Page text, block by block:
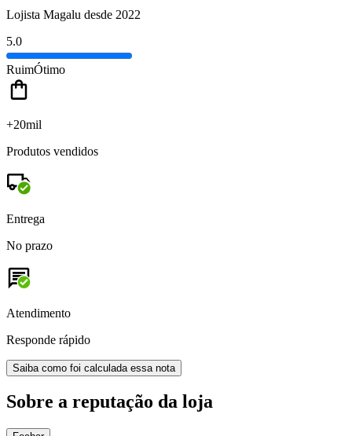
Lojista Magalu desde 2022
5.0
RuimÓtimo
+20mil
Produtos vendidos
Entrega
No prazo
Atendimento
Responde rápido
Saiba como foi calculada essa nota
Sobre a reputação da loja